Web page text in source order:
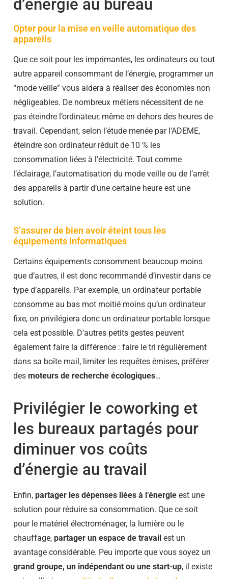
d’énergie au bureau
Opter pour la mise en veille automatique des
appareils
Que ce soit pour les imprimantes, les ordinateurs ou tout
autre appareil consommant de l’énergie, programmer un
“mode veille” vous aidera à réaliser des économies non
négligeables. De nombreux métiers nécessitent de ne
pas éteindre l’ordinateur, même en dehors des heures de
travail. Cependant, selon l’étude menée par l’ADEME,
éteindre son ordinateur réduit de 10 % les
consommation liées à l’électricité. Tout comme
l’éclairage, l’automatisation du mode veille ou de l’arrêt
des appareils à partir d’une certaine heure est une
solution.
S’assurer de bien avoir éteint tous les
équipements informatiques
Certains équipements consomment beaucoup moins
que d’autres, il est donc recommandé d’investir dans ce
type d’appareils. Par exemple, un ordinateur portable
consomme au bas mot moitié moins qu’un ordinateur
fixe, on privilégiera donc un ordinateur portable lorsque
cela est possible. D’autres petits gestes peuvent
également faire la différence : faire le tri régulièrement
dans sa boîte mail, limiter les requêtes émises, préférer
des moteurs de recherche écologiques…
Privilégier le coworking et
les bureaux partagés pour
diminuer vos coûts
d’énergie au travail
Enfin, partager les dépenses liées à l’énergie est une
solution pour réduire sa consommation. Que ce soit
pour le matériel électroménager, la lumière ou le
chauffage, partager un espace de travail est un
avantage considérable. Peu importe que vous soyez un
grand groupe, un indépendant ou une start-up, il existe